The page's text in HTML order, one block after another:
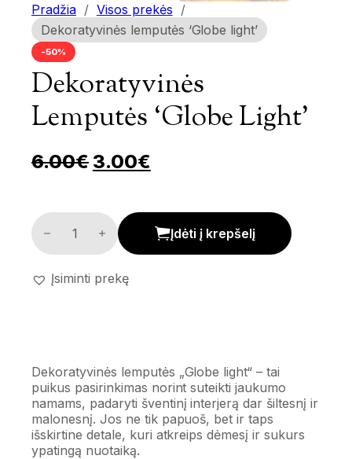
Pradžia / Visos prekės /
Dekoratyvinės lemputės ‘Globe light’
-50%
Dekoratyvinės
Lemputės ‘Globe Light’
6.00€ Pradinė kaina buvo: 6.00€.
3.00€Dabartinė kaina yra:
Dekoratyvinės lemputės 'Globe light' kiekis
Įdėti į krepšelį
Įsiminti prekę
Dekoratyvinės lemputės „Globe light“ – tai
puikus pasirinkimas norint suteikti jaukumo
namams, padaryti šventinį interjerą dar šiltesnį ir
malonesnį. Jos ne tik papuoš, bet ir taps
išskirtine detale, kuri atkreips dėmesį ir sukurs
ypatingą nuotaiką.